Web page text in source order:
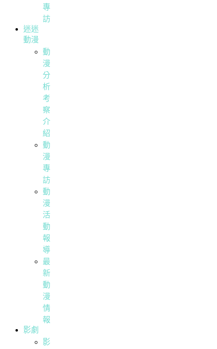
專
訪
迷迷
動漫
動
漫
分
析
考
察
介
紹
動
漫
專
訪
動
漫
活
動
報
導
最
新
動
漫
情
報
影劇
影